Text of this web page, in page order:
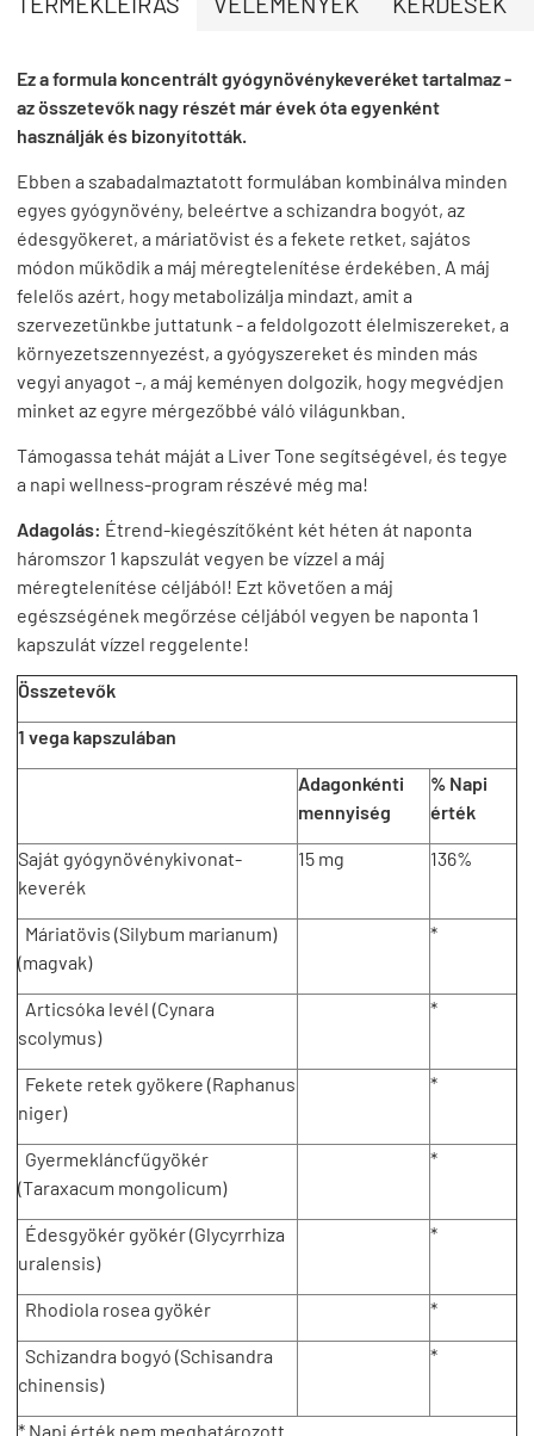
Ez a formula koncentrált gyógynövénykeveréket tartalmaz -
az összetevők nagy részét már évek óta egyenként
használják és bizonyították.
Ebben a szabadalmaztatott formulában kombinálva minden
egyes gyógynövény, beleértve a schizandra bogyót, az
édesgyökeret, a máriatövist és a fekete retket, sajátos
módon működik a máj méregtelenítése érdekében. A máj
felelős azért, hogy metabolizálja mindazt, amit a
szervezetünkbe juttatunk - a feldolgozott élelmiszereket, a
környezetszennyezést, a gyógyszereket és minden más
vegyi anyagot -, a máj keményen dolgozik, hogy megvédjen
minket az egyre mérgezőbbé váló világunkban.
Támogassa tehát máját a Liver Tone segítségével, és tegye
a napi wellness-program részévé még ma!
Adagolás: Étrend-kiegészítőként két héten át naponta
háromszor 1 kapszulát vegyen be vízzel a máj
méregtelenítése céljából! Ezt követően a máj
egészségének megőrzése céljából vegyen be naponta 1
kapszulát vízzel reggelente!
Összetevők
1 vega kapszulában
Adagonkénti
mennyiség
% Napi
érték
Saját gyógynövénykivonat-
keverék
15 mg 136%
Máriatövis (Silybum marianum)
(magvak)
*
Articsóka levél (Cynara
scolymus)
*
Fekete retek gyökere (Raphanus
niger)
*
Gyermekláncfűgyökér
(Taraxacum mongolicum)
*
Édesgyökér gyökér (Glycyrrhiza
uralensis)
*
Rhodiola rosea gyökér *
Schizandra bogyó (Schisandra
chinensis)
*
* Napi érték nem meghatározott.